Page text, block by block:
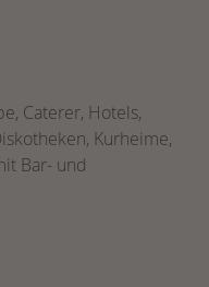
Caterer, Hotels,
Kurheime,
Bar- und